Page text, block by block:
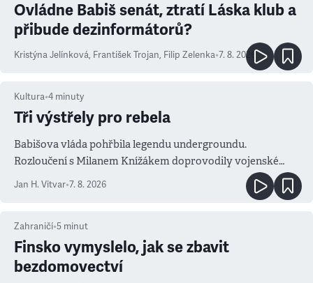
Ovládne Babiš senát, ztratí Láska klub a
přibude dezinformátorů?
Kristýna Jelínková, František Trojan, Filip Zelenka•7. 8. 2026
Kultura•4 minuty
Tři výstřely pro rebela
Babišova vláda pohřbila legendu undergroundu.
Rozloučení s Milanem Knížákem doprovodily vojenské
salvy i kritika pokrokářů
Jan H. Vitvar•7. 8. 2026
Zahraničí•5 minut
Finsko vymyslelo, jak se zbavit
bezdomovectví